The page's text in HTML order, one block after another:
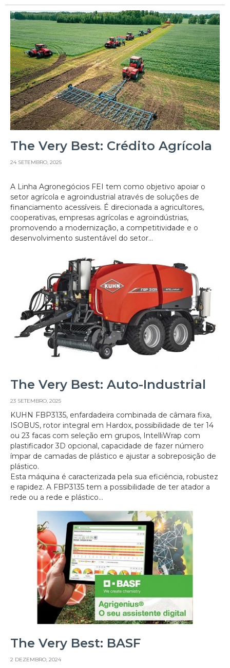
The Very Best: Crédito Agrícola
24 SETEMBRO, 2025
A Linha Agronegócios FEI tem como objetivo apoiar o
setor agrícola e agroindustrial através de soluções de
financiamento acessíveis. É direcionada a agricultores,
cooperativas, empresas agrícolas e agroindústrias,
promovendo a modernização, a competitividade e o
desenvolvimento sustentável do setor...
The Very Best: Auto-Industrial
23 SETEMBRO, 2025
KUHN FBP3135, enfardadeira combinada de câmara fixa,
ISOBUS, rotor integral em Hardox, possibilidade de ter 14
ou 23 facas com seleção em grupos, IntelliWrap com
plastificador 3D opcional, capacidade de fazer número
ímpar de camadas de plástico e ajustar a sobreposição de
plástico.
Esta máquina é caracterizada pela sua eficiência, robustez
e rapidez. A FBP3135 tem a possibilidade de ter atador a
rede ou a rede e plástico...
The Very Best: BASF
2 DEZEMBRO, 2024